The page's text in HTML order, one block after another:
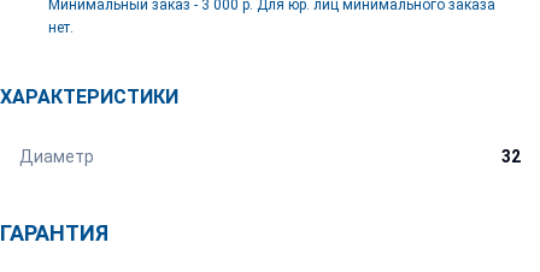
Минимальный заказ - 3 000 р. Для юр. лиц минимального заказа
нет.
ХАРАКТЕРИСТИКИ
Диаметр 32
ГАРАНТИЯ